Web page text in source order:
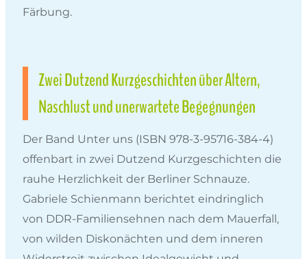
Färbung.
Zwei Dutzend Kurzgeschichten über Altern,
Naschlust und unerwartete Begegnungen
Der Band Unter uns (ISBN 978-3-95716-384-4)
offenbart in zwei Dutzend Kurzgeschichten die
rauhe Herzlichkeit der Berliner Schnauze.
Gabriele Schienmann berichtet eindringlich
von DDR-Familiensehnen nach dem Mauerfall,
von wilden Diskonächten und dem inneren